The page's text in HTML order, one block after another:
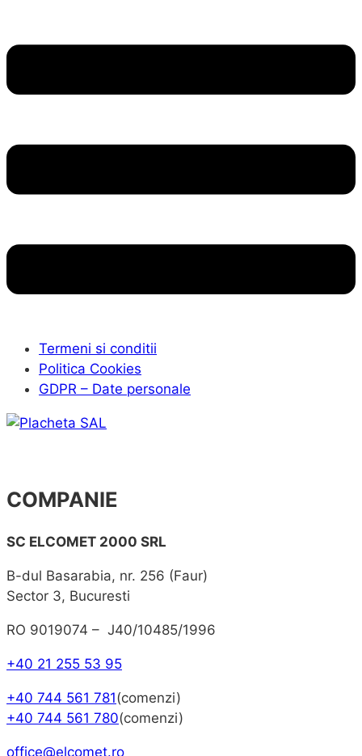
Termeni si conditii
Politica Cookies
GDPR – Date personale
COMPANIE
SC ELCOMET 2000 SRL
B-dul Basarabia, nr. 256 (Faur)
Sector 3, Bucuresti
RO 9019074 – J40/10485/1996
+40 21 255 53 95
+40 744 561 781(comenzi)
+40 744 561 780(comenzi)
office@elcomet.ro